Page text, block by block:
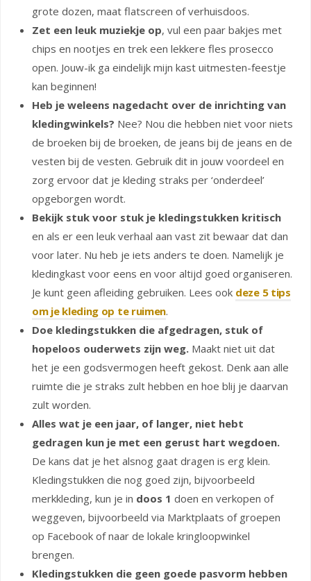
grote dozen, maat flatscreen of verhuisdoos.
Zet een leuk muziekje op, vul een paar bakjes met
chips en nootjes en trek een lekkere fles prosecco
open. Jouw-ik ga eindelijk mijn kast uitmesten-feestje
kan beginnen!
Heb je weleens nagedacht over de inrichting van
kledingwinkels? Nee? Nou die hebben niet voor niets
de broeken bij de broeken, de jeans bij de jeans en de
vesten bij de vesten. Gebruik dit in jouw voordeel en
zorg ervoor dat je kleding straks per ‘onderdeel’
opgeborgen wordt.
Bekijk stuk voor stuk je kledingstukken kritisch
en als er een leuk verhaal aan vast zit bewaar dat dan
voor later. Nu heb je iets anders te doen. Namelijk je
kledingkast voor eens en voor altijd goed organiseren.
Je kunt geen afleiding gebruiken. Lees ook deze 5 tips
om je kleding op te ruimen.
Doe kledingstukken die afgedragen, stuk of
hopeloos ouderwets zijn weg. Maakt niet uit dat
het je een godsvermogen heeft gekost. Denk aan alle
ruimte die je straks zult hebben en hoe blij je daarvan
zult worden.
Alles wat je een jaar, of langer, niet hebt
gedragen kun je met een gerust hart wegdoen.
De kans dat je het alsnog gaat dragen is erg klein.
Kledingstukken die nog goed zijn, bijvoorbeeld
merkkleding, kun je in doos 1 doen en verkopen of
weggeven, bijvoorbeeld via Marktplaats of groepen
op Facebook of naar de lokale kringloopwinkel
brengen.
Kledingstukken die geen goede pasvorm hebben